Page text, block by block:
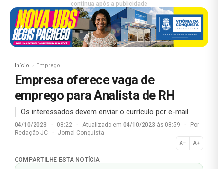
continua após a publicidade
Início Emprego
Empresa oferece vaga de
emprego para Analista de RH
Os interessados devem enviar o currículo por e-mail.
04/10/2023 · 08:22 · Atualizado em 04/10/2023 às 08:59 ·
Por
Redação JC
· Jornal Conquista
A− A+
Normal
COMPARTILHE ESTA NOTÍCIA